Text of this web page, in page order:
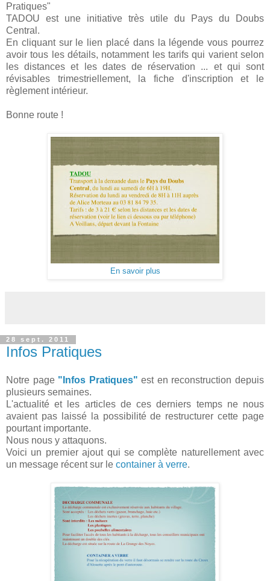
Pratiques"
TADOU est une initiative très utile du Pays du Doubs
Central.
En cliquant sur le lien placé dans la légende vous pourrez
avoir tous les détails, notamment les tarifs qui varient selon
les distances et les dates de réservation ... et qui sont
révisables trimestriellement, la fiche d'inscription et le
règlement intérieur.
Bonne route !
En savoir plus
28 sept. 2011
Infos Pratiques
Notre page "Infos Pratiques" est en reconstruction depuis
plusieurs semaines.
L'actualité et les articles de ces derniers temps ne nous
avaient pas laissé la possibilité de restructurer cette page
pourtant importante.
Nous nous y attaquons.
Voici un premier ajout qui se complète naturellement avec
un message récent sur le container à verre.